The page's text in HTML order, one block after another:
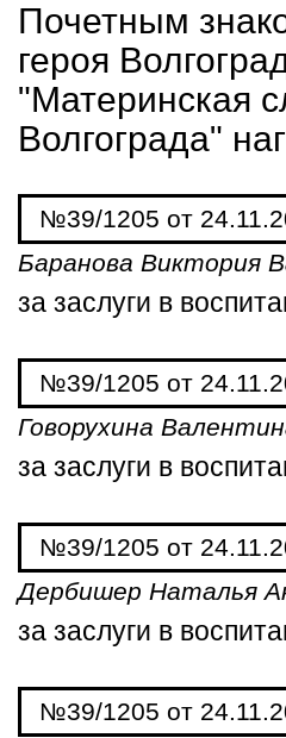
Почетным
героя
"Материнская
Волгограда"
№39/1205 от
Баранова Виктория
за заслуги в
№39/1205 от
Говорухина
за заслуги в
№39/1205 от
Дербишер Наталья
за заслуги в
№39/1205 от